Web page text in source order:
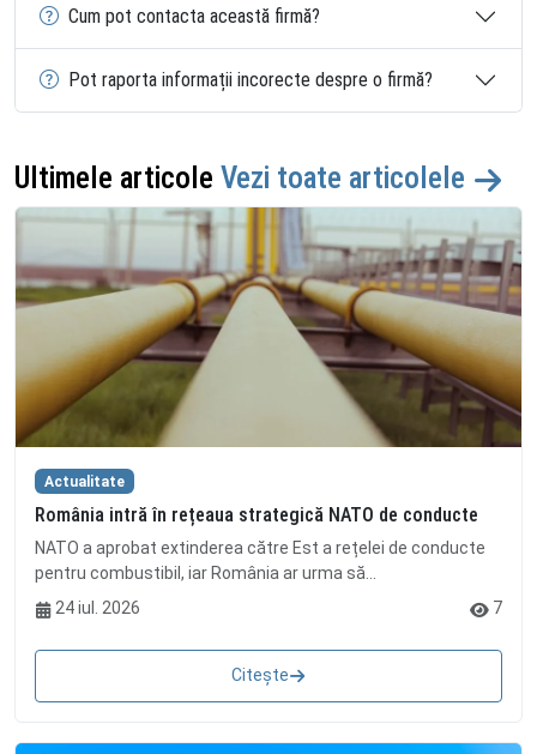
Cum pot contacta această firmă?
Pot raporta informații incorecte despre o firmă?
Ultimele articole Vezi toate articolele
Actualitate
România intră în rețeaua strategică NATO de conducte
NATO a aprobat extinderea către Est a rețelei de conducte
pentru combustibil, iar România ar urma să...
24 iul. 2026
7
Citește